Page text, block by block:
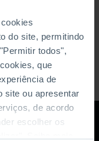
do site, permitindo
todos",
que
de
site ou apresentar
de acordo
escolher os